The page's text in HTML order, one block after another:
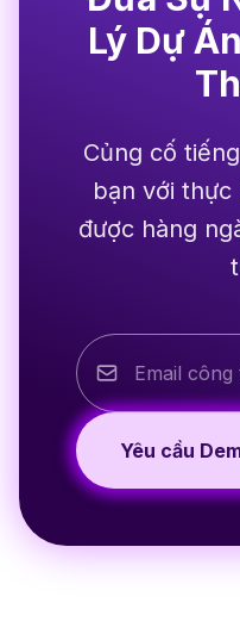
Lý Dự
Củng cố
bạn với thực
được hàng
Yêu cầu